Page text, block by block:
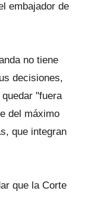
embajador de
no tiene
decisiones,
"fuera
del máximo
que integran
que la Corte